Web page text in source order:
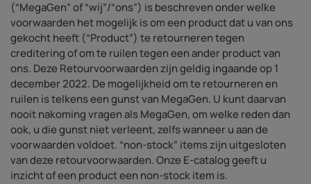
(“MegaGen” of “wij”/“ons”) is beschreven onder welke
voorwaarden het mogelijk is om een product dat u van ons
gekocht heeft (“Product”) te retourneren tegen
creditering of om te ruilen tegen een ander product van
ons. Deze Retourvoorwaarden zijn geldig ingaande op 1
december 2022. De mogelijkheid om te retourneren en
ruilen is telkens een gunst van MegaGen. U kunt daarvan
nooit nakoming vragen als MegaGen, om welke reden dan
ook, u die gunst niet verleent, zelfs wanneer u aan de
voorwaarden voldoet. “non-stock” items zijn uitgesloten
van deze retourvoorwaarden. Onze E-catalog geeft u
inzicht of een product een non-stock item is.